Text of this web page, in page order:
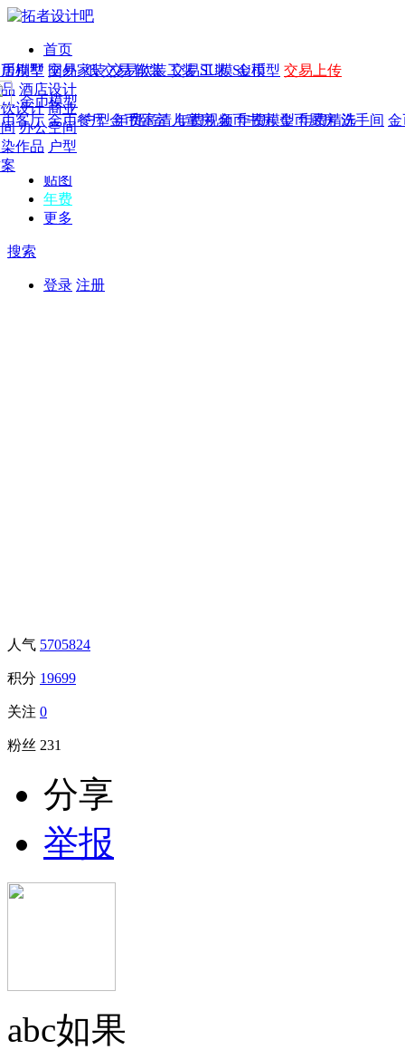
首页
发现
年费 作品 图纸 交易 软装 工装 SU模 金币
年费版块
费图纸 年费户型 年费高清 年费视频 年费模型 年费精选
作品
别墅 国外
酒店设计
设计 商业
办公空间
作品 户型
模型
模型 交易家装 交易软装 交易工装 SU模型 交易上传
金币模型
客厅 金币餐厅 金币卧室 儿童房 金币书房 金币厨房 洗手间 金
CAD
概念
贴图
年费
更多
搜索
登录 注册
人气 5705824
积分 19699
关注 0
粉丝 231
分享
举报
abc如果